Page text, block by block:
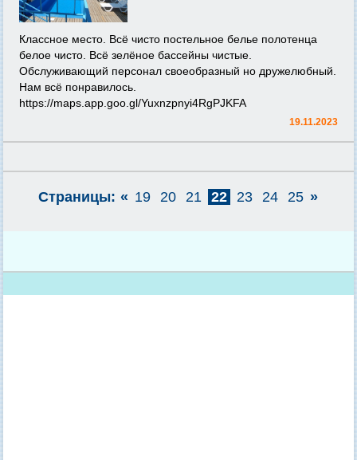
Классное место. Всё чисто постельное белье полотенца
белое чисто. Всё зелёное бассейны чистые.
Обслуживающий персонал своеобразный но дружелюбный.
Нам всё понравилось.
https://maps.app.goo.gl/Yuxnzpnyi4RgPJKFA
19.11.2023
Страницы: « 19 20 21 22 23 24 25 »